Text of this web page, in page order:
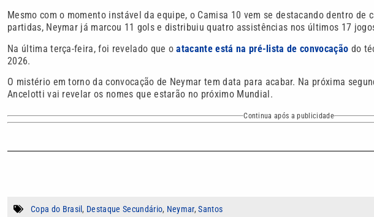
Mesmo com o momento instável da equipe, o Camisa 10 vem se destacando dentro
partidas, Neymar já marcou 11 gols e distribuiu quatro assistências nos últimos 17
Na última terça-feira, foi revelado que oatacante está na pré-lista de convocação do
2026.
O mistério em torno da convocação de Neymar tem data para acabar. Na próxima
Ancelotti vai revelar os nomes que estarão no próximo Mundial.
Continua após a publicidade
Copa do Brasil , Destaque Secundário, Neymar,Santos